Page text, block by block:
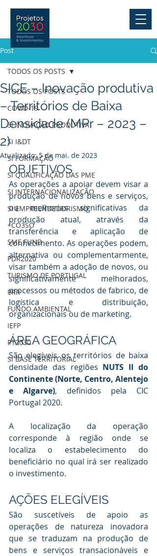
Post
TODOS OS POSTS
COVID-19
SI INOVAÇÃO PRODUTIVA
SI I&DT
SI FORMAÇÃO
SI QUALIFICAÇÃO DAS PME
SI INTERNACIONALIZAÇÃO
SI EMPREENDEDORISMO
+CO3SO
SME FUND
PDR2020
TURISMO DE PORTUGAL
PRR
FUNDO AMBIENTAL
IEFP
PT2030
SI BASE TERRITORIAL
TODOS OS POSTS
SICE – Inovação produtiva
– Territórios de Baixa
Densidade (MPr – 2023 –
2)
Atualizado:5 de mai. de 2023
OBJETIVOS
As operações a apoiar devem visar a
produção de novos bens e serviços,
ou melhorias significativas da
produção atual, através da
transferência e aplicação de
conhecimento. As operações podem,
alternativa ou complementarmente,
visar também a adoção de novos, ou
significativamente melhorados,
processos ou métodos de fabrico, de
logística e distribuição,
organizacionais ou de marketing.
ÁREA GEOGRÁFICA
São elegíveis os territórios de baixa
densidade das regiões NUTS II do
Continente (Norte, Centro, Alentejo
e Algarve), definidos pela CIC
Portugal 2020.
A localização da operação
corresponde à região onde se
localiza o estabelecimento do
beneficiário no qual irá ser realizado
o investimento.
AÇÕES ELEGÍVEIS
São suscetíveis de apoio as
operações de natureza inovadora
que se traduzam na produção de
bens e serviços transacionáveis e